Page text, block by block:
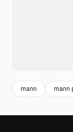
mann mann